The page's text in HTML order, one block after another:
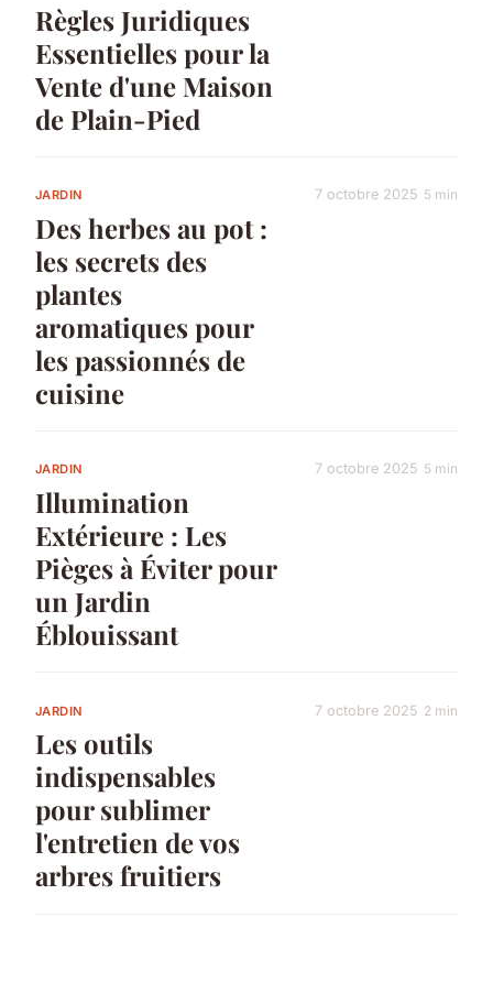
Règles Juridiques
Essentielles pour la
Vente d'une Maison
de Plain-Pied
JARDIN
Des herbes au pot :
les secrets des
plantes
aromatiques pour
les passionnés de
cuisine
7 octobre 2025 5 min
JARDIN
Illumination
Extérieure : Les
Pièges à Éviter pour
un Jardin
Éblouissant
7 octobre 2025 5 min
JARDIN
Les outils
indispensables
pour sublimer
l'entretien de vos
arbres fruitiers
7 octobre 2025 2 min